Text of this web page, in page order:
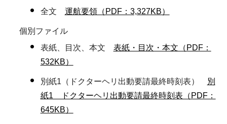
全文 運航要領（PDF：3,327KB）
個別ファイル
表紙、目次、本文 表紙・目次・本文（PDF：
532KB）
別紙1（ドクターヘリ出動要請最終時刻表）
別
紙1 ドクターヘリ出動要請最終時刻表（PDF：
645KB）